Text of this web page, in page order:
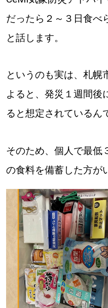
だったら２～３日食べ
と話します。
というのも実は、札幌
よると、発災１週間後
ると想定されているん
そのため、個人で最低
の食料を備蓄した方が